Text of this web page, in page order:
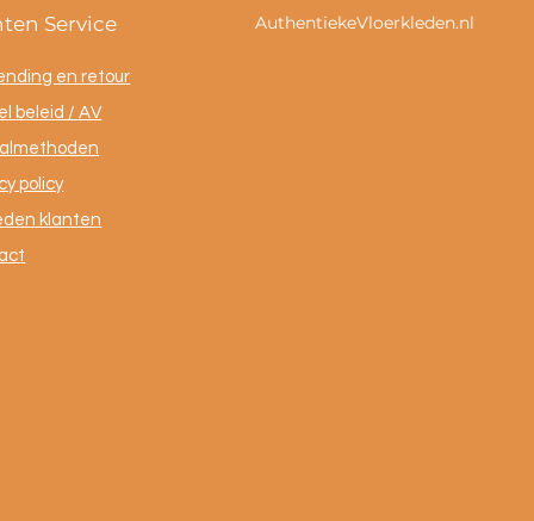
Service
en retour
beleid / AV
policy
klanten
AuthentiekeVloerkleden.nl